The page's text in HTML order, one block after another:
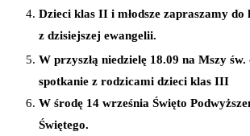
Dzieci klas II i młodsze zapraszamy
z dzisiejszej ewangelii.
W przyszłą niedzielę 18.09 na Mszy św.
spotkanie z rodzicami dzieci klas III
W środę 14 września Święto
Świętego.